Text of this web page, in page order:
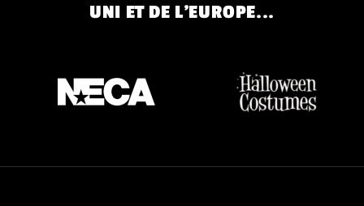
UNI ET DE L'EUROPE...